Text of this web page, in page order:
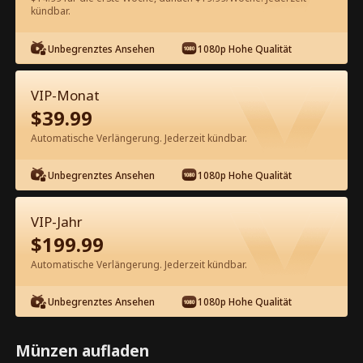
60 Jetzt entsperren
Kostenlos in der App ansehen
Episode 52 - Mein mit Zucker
überzogener Mafia-Boss Kompletter
Film
0-49 50-82
52 53 54 55 56
kündbar.
Unbegrenztes Ansehen 1080p Hohe Qualität
VIP-Monat
$39.99
Automatische Verlängerung. Jederzeit kündbar.
Unbegrenztes Ansehen 1080p Hohe Qualität
VIP-Jahr
$199.99
Automatische Verlängerung. Jederzeit kündbar.
Unbegrenztes Ansehen 1080p Hohe Qualität
Münzen aufladen